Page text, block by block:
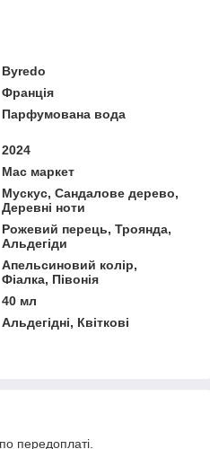
Byredo
Франція
Парфумована вода
2024
Мас маркет
Мускус, Сандалове дерево,
Деревні ноти
Рожевий перець, Троянда,
Альдегіди
Апельсиновий колір,
Фіалка, Півонія
40 мл
Альдегідні, Квіткові
передоплаті.